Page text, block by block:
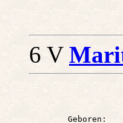
6 V
        Geboren: